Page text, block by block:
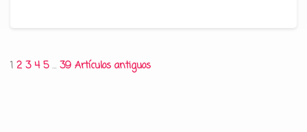
Paginación
1 2 3 4 5 … 39 Artículos antiguos